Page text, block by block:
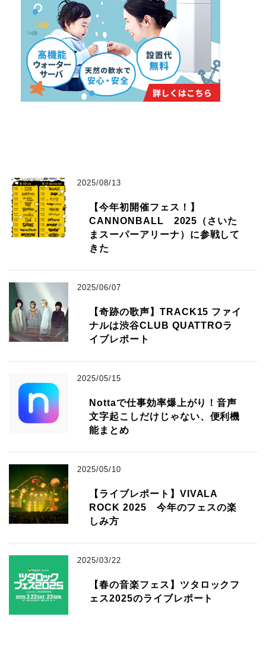
2025/08/13
【今年初開催フェス！】
CANNONBALL 2025（さいた
まスーパーアリーナ）に参戦して
きた
2025/06/07
【奇跡の歌声】TRACK15 ファイ
ナルは渋谷CLUB QUATTROラ
イブレポート
2025/05/15
Nottaで仕事効率爆上がり！音声
文字起こしだけじゃない、便利機
能まとめ
2025/05/10
【ライブレポート】VIVALA
ROCK 2025 今年のフェスの楽
しみ方
2025/03/22
【春の音楽フェス】ツタロックフ
ェス2025のライブレポート